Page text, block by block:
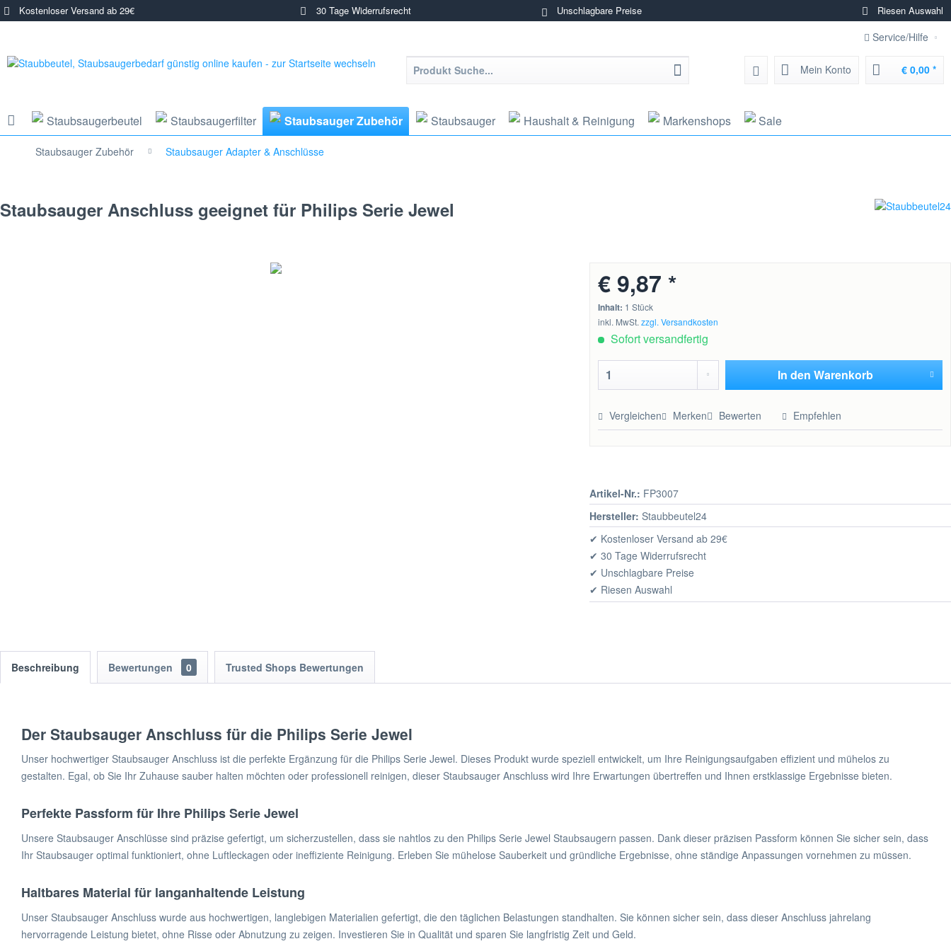
Kostenloser Versand ab 29€ 30 Tage Widerrufsrecht Unschlagbare Preise Riesen Auswahl
Service/Hilfe
Mein Konto € 0,00 *
Staubsaugerbeutel Staubsaugerfilter Staubsauger Zubehör Staubsauger Haushalt & Reinigung Markenshops Sale
Staubsauger Zubehör Staubsauger Adapter & Anschlüsse
Staubsauger Anschluss geeignet für Philips Serie Jewel
€ 9,87 *
Inhalt: 1 Stück
inkl. MwSt.zzgl. Versandkosten
Sofort versandfertig
In den Warenkorb
Vergleichen Merken Bewerten Empfehlen
Artikel-Nr.: FP3007
Hersteller: Staubbeutel24
✔ Kostenloser Versand ab 29€
✔ 30 Tage Widerrufsrecht
✔ Unschlagbare Preise
✔ Riesen Auswahl
Beschreibung Bewertungen 0 Trusted Shops Bewertungen
Der Staubsauger Anschluss für die Philips Serie Jewel
Unser hochwertiger Staubsauger Anschluss ist die perfekte Ergänzung für die Philips Serie Jewel. Dieses Produkt wurde speziell entwickelt, um Ihre Reinigungsaufgaben effizient und mühelos zu
gestalten. Egal, ob Sie Ihr Zuhause sauber halten möchten oder professionell reinigen, dieser Staubsauger Anschluss wird Ihre Erwartungen übertreffen und Ihnen erstklassige Ergebnisse bieten.
Perfekte Passform für Ihre Philips Serie Jewel
Unsere Staubsauger Anschlüsse sind präzise gefertigt, um sicherzustellen, dass sie nahtlos zu den Philips Serie Jewel Staubsaugern passen. Dank dieser präzisen Passform können Sie sicher sein, dass
Ihr Staubsauger optimal funktioniert, ohne Luftleckagen oder ineffiziente Reinigung. Erleben Sie mühelose Sauberkeit und gründliche Ergebnisse, ohne ständige Anpassungen vornehmen zu müssen.
Haltbares Material für langanhaltende Leistung
Unser Staubsauger Anschluss wurde aus hochwertigen, langlebigen Materialien gefertigt, die den täglichen Belastungen standhalten. Sie können sicher sein, dass dieser Anschluss jahrelang
hervorragende Leistung bietet, ohne Risse oder Abnutzung zu zeigen. Investieren Sie in Qualität und sparen Sie langfristig Zeit und Geld.